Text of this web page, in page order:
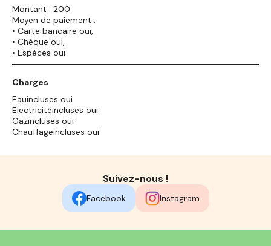
Montant : 200
Moyen de paiement :
• Carte bancaire oui,
• Chèque oui,
• Espèces oui
Charges
Eauincluses oui
Electricitéincluses oui
Gazincluses oui
Chauffageincluses oui
Suivez-nous !
Facebook Instagram